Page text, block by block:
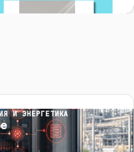
И ЭНЕРГЕТИКА